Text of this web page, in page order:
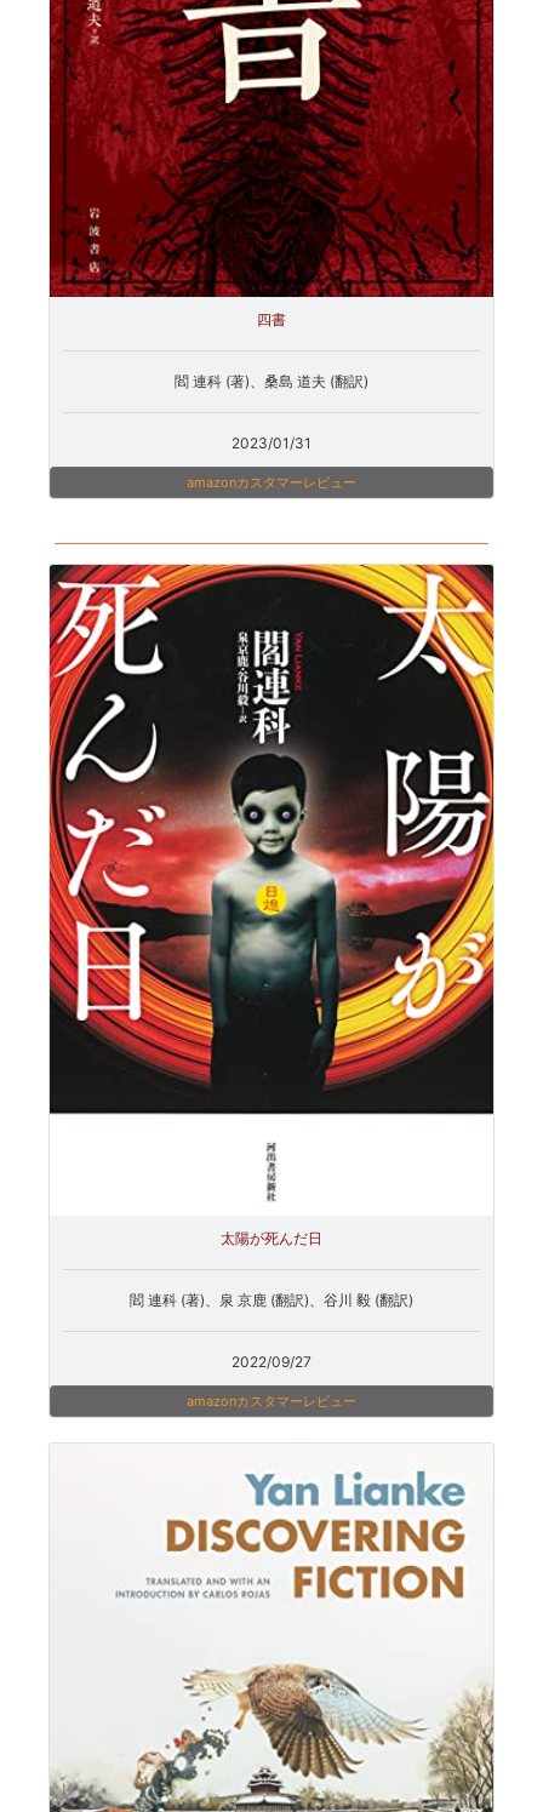
四書
閻 連科 (著)、桑島 道夫 (翻訳)
2023/01/31
amazonカスタマーレビュー
太陽が死んだ日
閻 連科 (著)、泉 京鹿 (翻訳)、谷川 毅 (翻訳)
2022/09/27
amazonカスタマーレビュー